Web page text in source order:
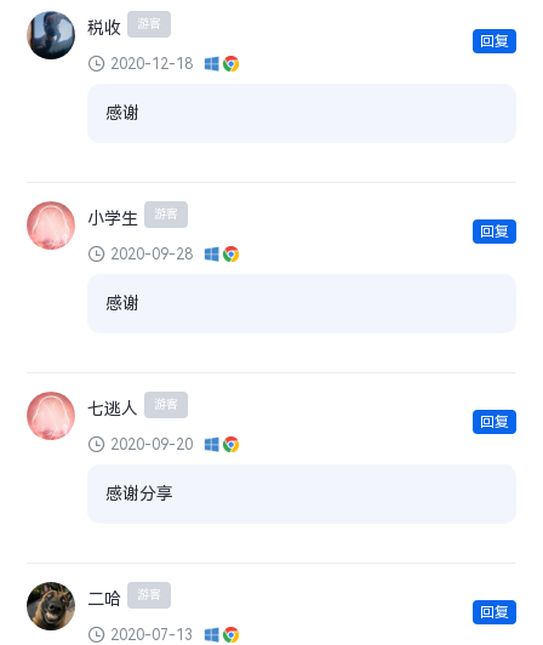
税收 游客
2020-12-18
感谢
回复
小学生 游客
2020-09-28
感谢
回复
七逃人 游客
2020-09-20
感谢分享
回复
二哈 游客
2020-07-13
回复